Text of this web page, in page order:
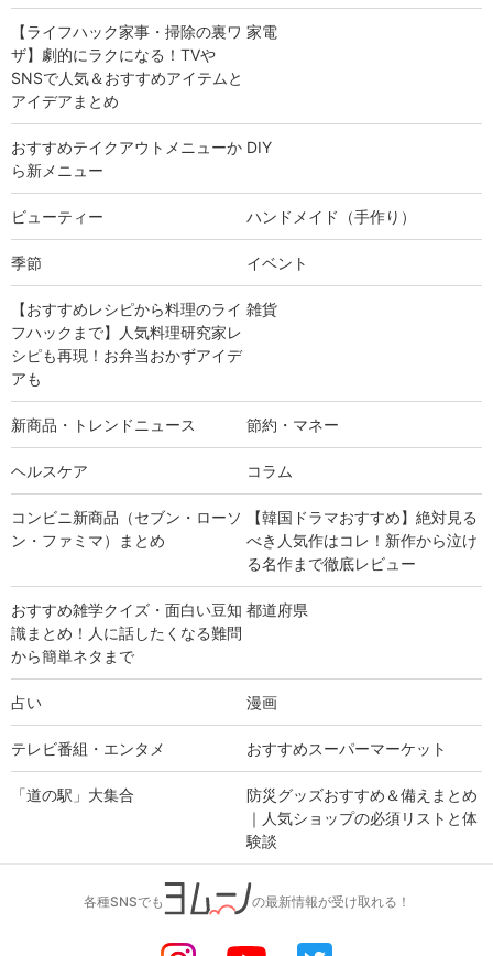
【ライフハック家事・掃除の裏ワ
ザ】劇的にラクになる！TVや
SNSで人気＆おすすめアイテムと
アイデアまとめ
家電
おすすめテイクアウトメニューか
ら新メニュー
DIY
ビューティー ハンドメイド（手作り）
季節 イベント
【おすすめレシピから料理のライ
フハックまで】人気料理研究家レ
シピも再現！お弁当おかずアイデ
アも
雑貨
新商品・トレンドニュース 節約・マネー
ヘルスケア コラム
コンビニ新商品（セブン・ローソ
ン・ファミマ）まとめ
【韓国ドラマおすすめ】絶対見る
べき人気作はコレ！新作から泣け
る名作まで徹底レビュー
おすすめ雑学クイズ・面白い豆知
識まとめ！人に話したくなる難問
から簡単ネタまで
都道府県
占い 漫画
テレビ番組・エンタメ おすすめスーパーマーケット
「道の駅」大集合
防災グッズおすすめ＆備えまとめ
｜人気ショップの必須リストと体
験談
各種SNSでも の最新情報が受け取れる！